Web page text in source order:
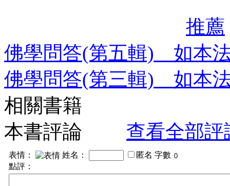
推薦
佛學問答(第五輯) 如本
佛學問答(第三輯) 如本
相關書籍
本書評論
查看全部評
表情： 姓名： 匿名 字數
點評：